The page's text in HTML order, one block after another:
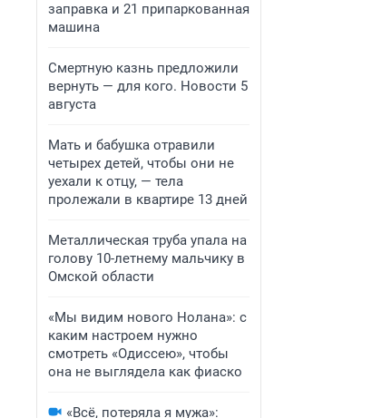
заправка и 21 припаркованная
машина
Смертную казнь предложили
вернуть — для кого. Новости 5
августа
Мать и бабушка отравили
четырех детей, чтобы они не
уехали к отцу, — тела
пролежали в квартире 13 дней
Металлическая труба упала на
голову 10-летнему мальчику в
Омской области
«Мы видим нового Нолана»: с
каким настроем нужно
смотреть «Одиссею», чтобы
она не выглядела как фиаско
«Всё, потеряла я мужа»: